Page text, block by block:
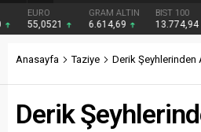
EURO
55,0521
GRAM ALTIN
6.614,69
BIST 100
13.774,94
Anasayfa Taziye Derik Şeyhlerinden
Derik